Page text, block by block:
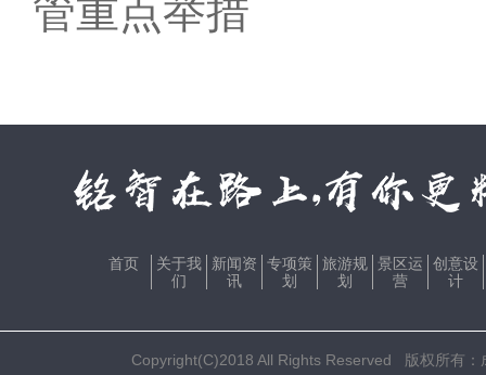
管重点举措
首页
关于我
们
新闻资
讯
专项策
划
旅游规
划
景区运
营
创意设
计
Copyright(C)2018 All Rights Reserved 版权所有